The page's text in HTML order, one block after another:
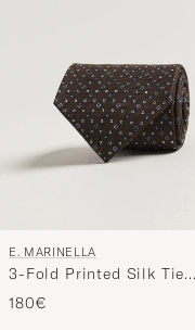
E. MARINELLA
3-Fold Printed Silk Tie
Brown
180€